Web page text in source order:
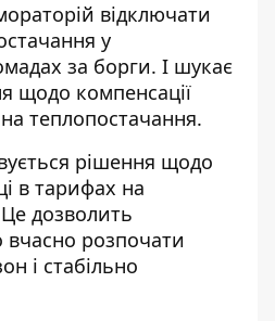
відключати
у
за борги. І шукає
щодо компенсації
теплопостачання.
рішення щодо
в тарифах на
дозволить
розпочати
і стабільно